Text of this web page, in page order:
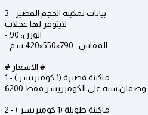
3 - بيانات لمكينة الحجم القصير
لايتوفر لها عجلات
- الوزن: 90
- المقاس : 790×550×420 سم
# الاسعار #
1 - ماكينة قصيرة (1 كومبريسر )
وضمان سنة على الكومبريسر فقط
2 - ماكينة طويلة (1 كومبريسر )